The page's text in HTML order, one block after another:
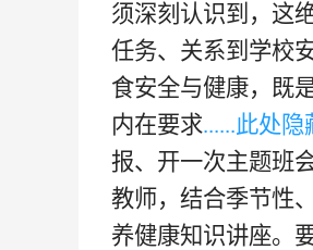
须深刻认识到，这
任务、关系到学校
食安全与健康，既
内在要求......此处隐
报、开一次主题班
教师，结合季节性
养健康知识讲座。